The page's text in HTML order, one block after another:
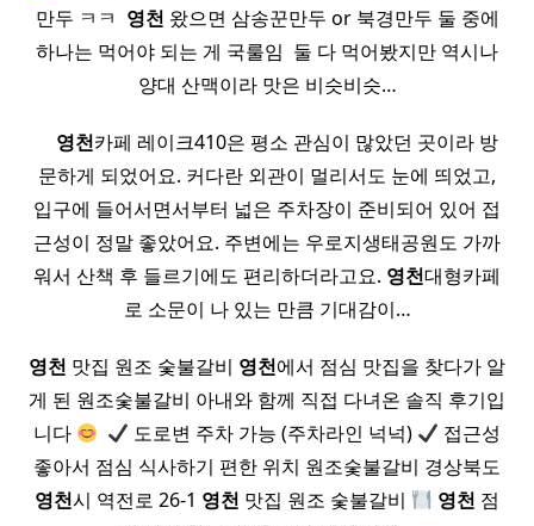
만두 ㅋㅋ ​ 영천 왔으면 삼송꾼만두 or 북경만두 둘 중에
하나는 먹어야 되는 게 국룰임 ​ 둘 다 먹어봤지만 역시나
양대 산맥이라 맛은 비슷비슷…
영천카페 레이크410은 평소 관심이 많았던 곳이라 방
문하게 되었어요. 커다란 외관이 멀리서도 눈에 띄었고,
입구에 들어서면서부터 넓은 주차장이 준비되어 있어 접
근성이 정말 좋았어요. 주변에는 우로지생태공원도 가까
워서 산책 후 들르기에도 편리하더라고요. 영천대형카페
로 소문이 나 있는 만큼 기대감이…
영천 맛집 원조 숯불갈비 영천에서 점심 맛집을 찾다가 알
게 된 원조숯불갈비 아내와 함께 직접 다녀온 솔직 후기입
니다
도로변 주차 가능 (주차라인 넉넉)
접근성
좋아서 점심 식사하기 편한 위치 원조숯불갈비 경상북도
영천시 역전로 26-1 영천 맛집 원조 숯불갈비 영천 점